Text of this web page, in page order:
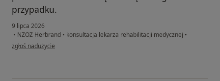
przypadku.
9 lipca 2026
• NZOZ Herbrand • konsultacja lekarza rehabilitacji medycznej •
w opinii użytkownika KK
zgłoś nadużycie